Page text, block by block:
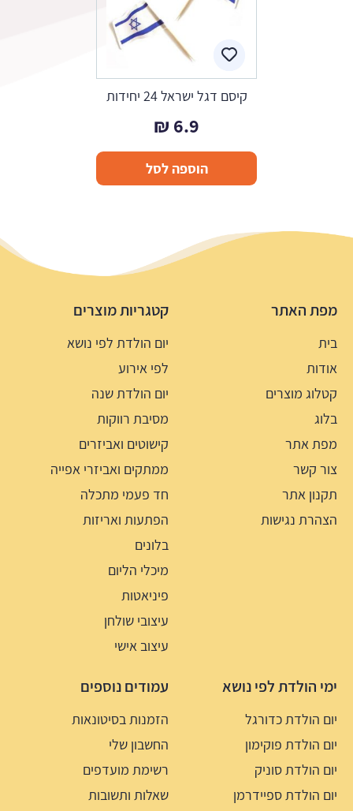
קיסם דגל ישראל 24 יחידות
6.9
₪
הוספה לסל
מפת האתר
בית
אודות
קטלוג מוצרים
בלוג
מפת אתר
צור קשר
תקנון אתר
הצהרת נגישות
קטגריות מוצרים
יום הולדת לפי נושא
לפי אירוע
יום הולדת שנה
מסיבת רווקות
קישוטים ואביזרים
ממתקים ואביזרי אפייה
חד פעמי מתכלה
הפתעות ואריזות
בלונים
מיכלי הליום
פיניאטות
עיצובי שולחן
עיצוב אישי
ימי הולדת לפי נושא
יום הולדת כדורגל
יום הולדת פוקימון
יום הולדת סוניק
יום הולדת ספיידרמן
עמודים נוספים
הזמנות בסיטונאות
החשבון שלי
רשימת מועדפים
שאלות ותשובות